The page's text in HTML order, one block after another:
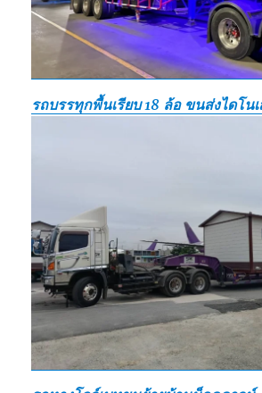
รถบรรทุกพื้นเรียบ 18 ล้อ ขนส่งไดโน